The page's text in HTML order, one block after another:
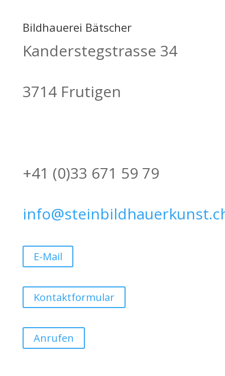
Bildhauerei Bätscher
Kanderstegstrasse 34
3714 Frutigen
+41 (0)33 671 59 79
E-Mail
Kontaktformular
Anrufen